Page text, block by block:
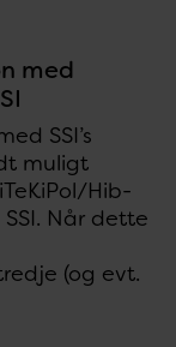
med
SSI’s
muligt
Hib-
Når dette
(og evt.